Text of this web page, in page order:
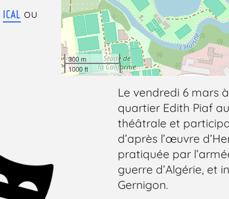
300 m
1000 ft
ICAL ou
Le vendredi 6 mars
quartier Edith Piaf
théâtrale et
d’après l’œuvre
pratiquée par
guerre d’Algérie, et
Gernigon.